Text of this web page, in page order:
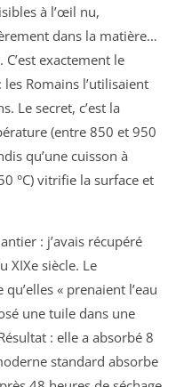
à l’œil nu,
dans la matière…
exactement le
Romains l’utilisaient
Le secret, c’est la
(entre 850 et 950
qu’une cuisson à
°C) vitrifie la surface et
: j’avais récupéré
XIXe siècle. Le
« prenaient l’eau
une tuile dans une
: elle a absorbé 8
standard absorbe